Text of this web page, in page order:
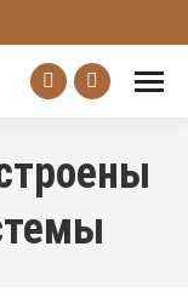
Facebook
opens
new
Instagram
opens
new